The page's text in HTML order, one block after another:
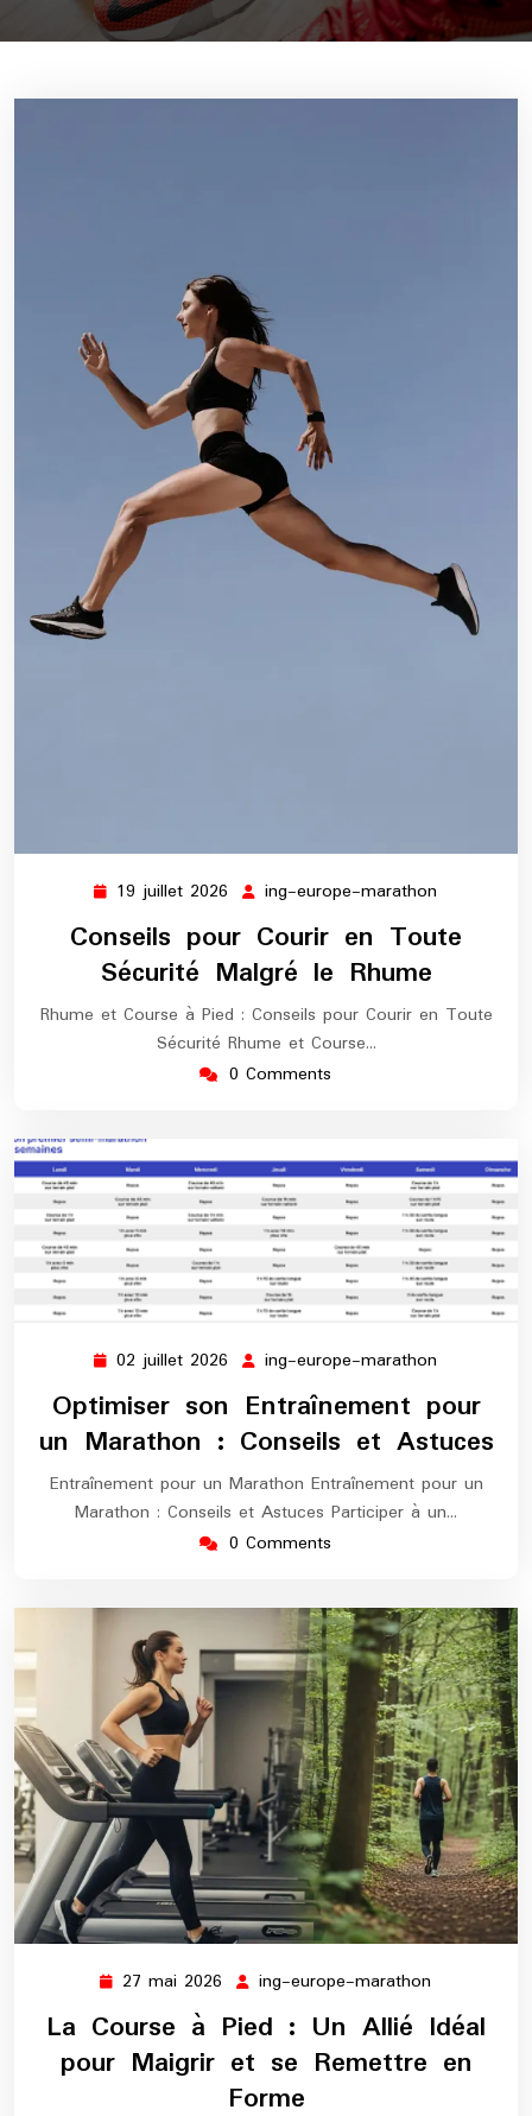
19 juillet 2026 19
juillet
2026
ing-europe-marathon
marathon
Conseils pour Courir en Toute
Sécurité Malgré le Rhume
Rhume et Course à Pied : Conseils pour Courir en Toute
Sécurité Rhume et Course…
0 Comments
02 juillet 2026 02
juillet
2026
ing-europe-marathon
marathon
Optimiser son Entraînement pour
un Marathon : Conseils et Astuces
Entraînement pour un Marathon Entraînement pour un
Marathon : Conseils et Astuces Participer à un…
0 Comments
27 mai 2026 27
mai
2026
ing-europe-marathon
europe-
marathon
La Course à Pied : Un Allié Idéal
pour Maigrir et se Remettre en
Forme